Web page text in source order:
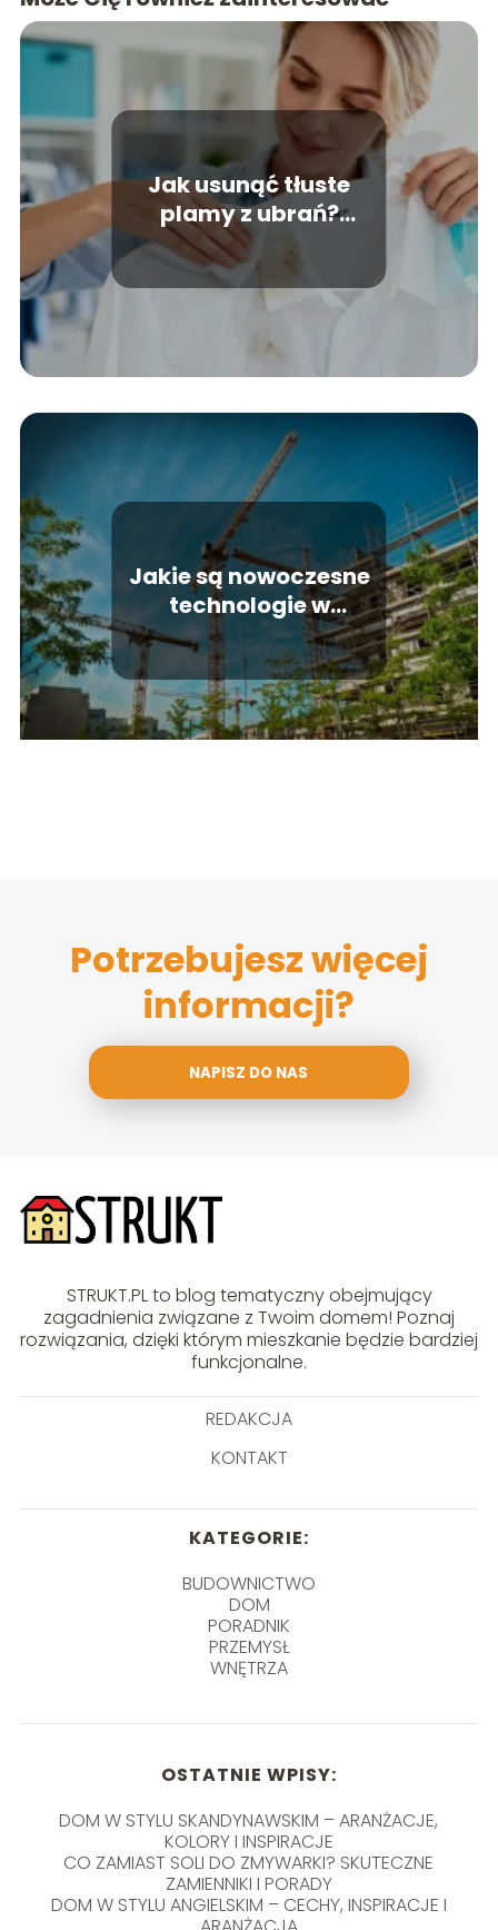
Jak usunąć tłuste
plamy z ubrań?
Skuteczne domowe
sposoby
Jakie są nowoczesne
technologie w
budownictwie?
Potrzebujesz więcej
informacji?
NAPISZ DO NAS
STRUKT.PL to blog tematyczny obejmujący
zagadnienia związane z Twoim domem! Poznaj
rozwiązania, dzięki którym mieszkanie będzie bardziej
funkcjonalne.
REDAKCJA
KONTAKT
KATEGORIE:
BUDOWNICTWO
DOM
PORADNIK
PRZEMYSŁ
WNĘTRZA
OSTATNIE WPISY:
DOM W STYLU SKANDYNAWSKIM – ARANŻACJE,
KOLORY I INSPIRACJE
CO ZAMIAST SOLI DO ZMYWARKI? SKUTECZNE
ZAMIENNIKI I PORADY
DOM W STYLU ANGIELSKIM – CECHY, INSPIRACJE I